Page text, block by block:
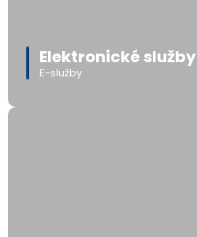
Elektronické služby
E-služby